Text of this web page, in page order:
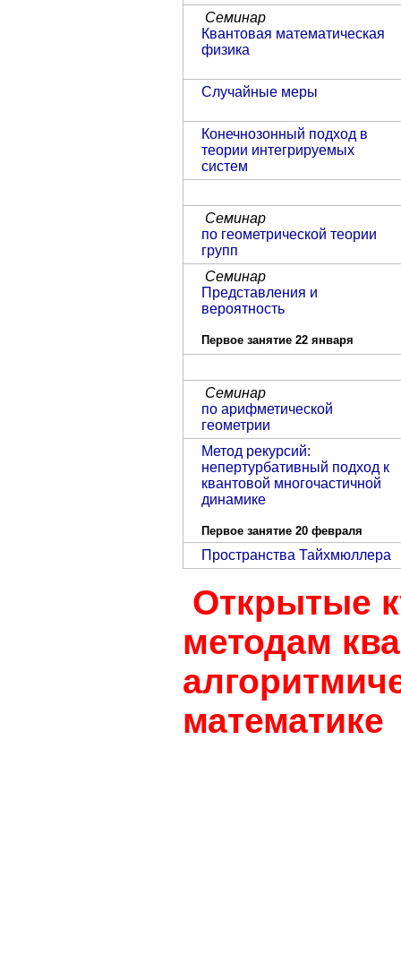
Семинар
Квантовая математическая
физика
Случайные меры
Конечнозонный подход в
теории интегрируемых
систем
Семинар
по геометрической теории
групп
Семинар
Представления и
вероятность
Первое занятие 22 января
Семинар
по арифметической
геометрии
Метод рекурсий:
непертурбативный подход к
квантовой многочастичной
динамике
Первое занятие 20 февраля
Пространства Тайхмюллера
Открытые
методам
математике